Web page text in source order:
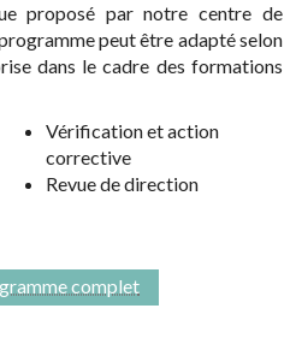
proposé par notre centre de
peut être adapté selon
dans le cadre des formations
Vérification et action
corrective
Revue de direction
complet